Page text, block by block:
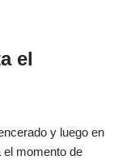
el
y luego en
el momento de